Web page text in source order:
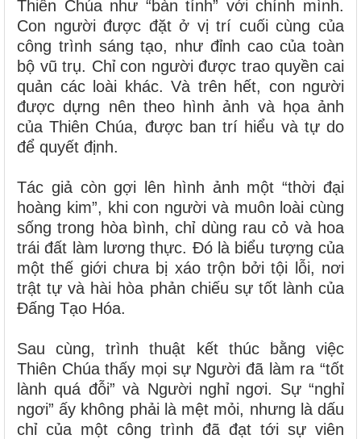
Thiên Chúa như “bàn tính” với chính mình.
Con người được đặt ở vị trí cuối cùng của
công trình sáng tạo, như đỉnh cao của toàn
bộ vũ trụ. Chỉ con người được trao quyền cai
quản các loài khác. Và trên hết, con người
được dựng nên theo hình ảnh và họa ảnh
của Thiên Chúa, được ban trí hiểu và tự do
để quyết định.
Tác giả còn gợi lên hình ảnh một “thời đại
hoàng kim”, khi con người và muôn loài cùng
sống trong hòa bình, chỉ dùng rau cỏ và hoa
trái đất làm lương thực. Đó là biểu tượng của
một thế giới chưa bị xáo trộn bởi tội lỗi, nơi
trật tự và hài hòa phản chiếu sự tốt lành của
Đấng Tạo Hóa.
Sau cùng, trình thuật kết thúc bằng việc
Thiên Chúa thấy mọi sự Người đã làm ra “tốt
lành quá đỗi” và Người nghỉ ngơi. Sự “nghỉ
ngơi” ấy không phải là mệt mỏi, nhưng là dấu
chỉ của một công trình đã đạt tới sự viên